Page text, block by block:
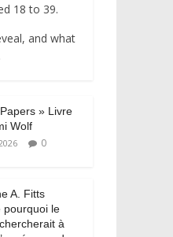
18 to 39.
and what
» Livre
Wolf
0
A. Fitts
pourquoi le
à